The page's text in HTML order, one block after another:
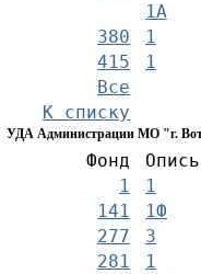
1А
380
1
415
1
Все
К списку
УДА Администрации МО "г.
Фонд
Опись
1
1
141
1Ф
277
3
281
1